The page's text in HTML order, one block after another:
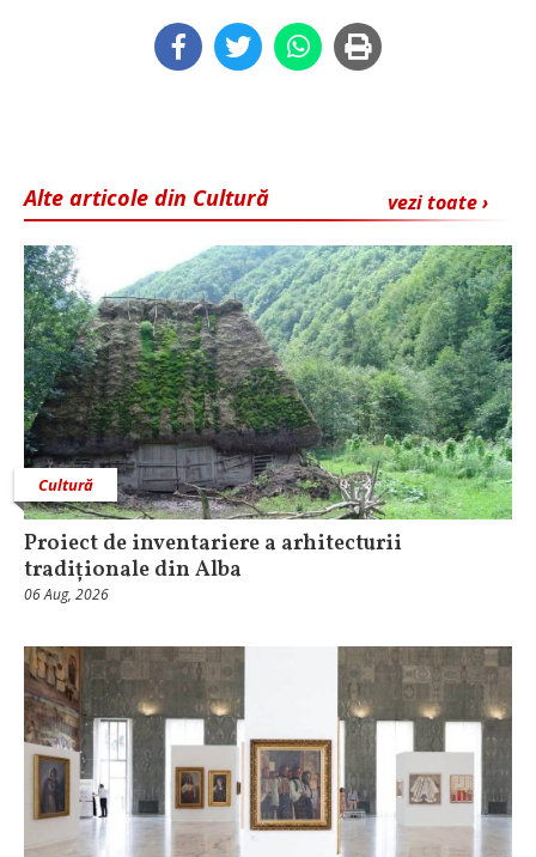
vezi toate ›
Alte articole din Cultură
Cultură
Proiect de inventariere a arhitecturii
tradiționale din Alba
06 Aug, 2026